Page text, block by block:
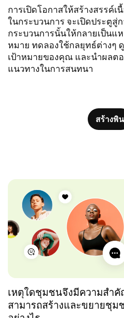
การเปิดโอกาสให้สร้างสรรค์
ในกระบวนการ จะเปิดประตูสู่
กระบวนการนั้นให้กลายเป็นแ
หมาย ทดลองใช้กลยุทธ์ต่างๆ
เป้าหมายของคุณ และนำผลต
แนวทางในการสนทนา
สร้างพิน
เหตุใดชุมชนจึงมีความสำ
สามารถสร้างและขยายชุ